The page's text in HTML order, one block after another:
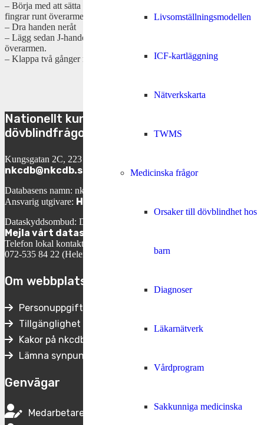
Livsomställningsmodellen
ICF-kartläggning
Nätverkskarta
TWMS
Medicinska frågor
Orsaker till dövblindhet hos
barn
Diagnoser
Läkarnätverk
Vårdprogram
Sakkunniga medicinska
– Börja med att sätta T-handens
fingrar runt överarmen.
– Dra handen neråt
– Lägg sedan J-handen mot
överarmen.
– Klappa två gånger med handen.
Nationellt kunskapscenter för
dövblindfrågor
Kungsgatan 2C, 223 50 Lund
nkcdb@nkcdb.se
Databasens namn: nkcdb.se
Ansvarig utgivare: Helene Engh
Dataskyddsombud: David Ericson
Mejla vårt dataskyddsombud
Telefon lokal kontaktperson:
072-535 84 22 (Helene Engh, VD)
Om webbplatsen
Personuppgifter
Tillgänglighet
Kakor på nkcdb.se
Lämna synpunkter
Genvägar
Medarbetare på Nkcdb